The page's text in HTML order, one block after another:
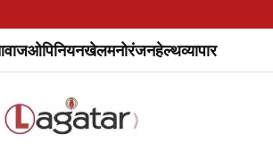
ओपिनियनखेलमनोरंजनहेल्थव्यापार